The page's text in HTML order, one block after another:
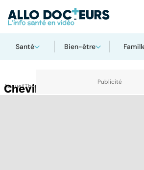
Santé Bien-être
AccueilThématiques
Cheville